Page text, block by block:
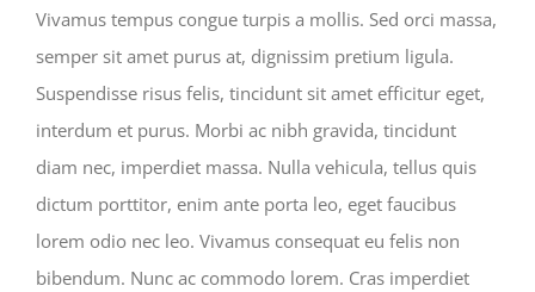
Vivamus tempus congue turpis a mollis. Sed orci massa,
semper sit amet purus at, dignissim pretium ligula.
Suspendisse risus felis, tincidunt sit amet efficitur eget,
interdum et purus. Morbi ac nibh gravida, tincidunt
diam nec, imperdiet massa. Nulla vehicula, tellus quis
dictum porttitor, enim ante porta leo, eget faucibus
lorem odio nec leo. Vivamus consequat eu felis non
bibendum. Nunc ac commodo lorem. Cras imperdiet